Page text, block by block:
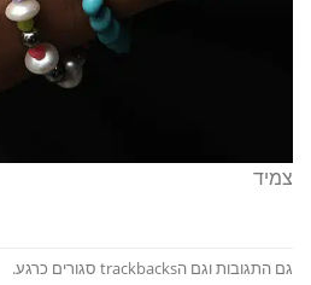
צמיד
גם התגובות וגם הtrackbacks סגורים כרגע.